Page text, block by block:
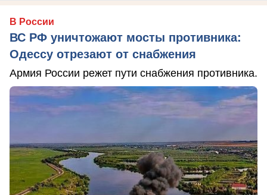
В России
ВС РФ уничтожают мосты противника:
Одессу отрезают от снабжения
Армия России режет пути снабжения противника.